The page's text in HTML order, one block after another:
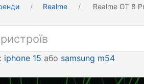
Realme Realme GT 8
iphone 15 або samsung m54